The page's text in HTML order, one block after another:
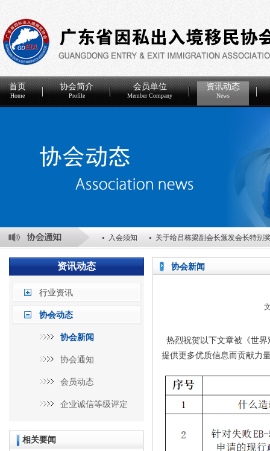
首页
Home
协会简介
Profile
会员单位
Member Company
资讯动态
News
入会须知 关于给吕栋梁副会长颁发会长特别
关于表彰2025年度优秀会员单位的决定 关于
资讯动态
行业资讯
协会动态
协会新闻
协会通知
会员动态
企业诚信等级评定
相关要闻
协会新闻
热烈祝贺以下文章被《世
提供更多优质信息而贡献力